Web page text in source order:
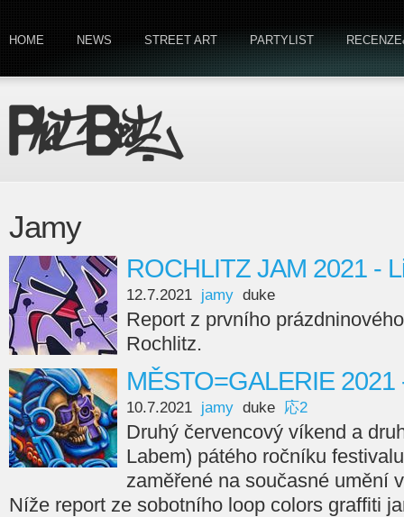
HOME NEWS STREET ART PARTYLIST
Jamy
ROCHLITZ JAM 2021 -
12.7.2021 jamy duke
Report z prvního
Rochlitz.
MĚSTO=GALERIE 2021
10.7.2021 jamy duke 応2
Druhý červencový víkend a
Labem) pátého ročníku
zaměřené na současné umění
Níže report ze sobotního loop colors graffiti